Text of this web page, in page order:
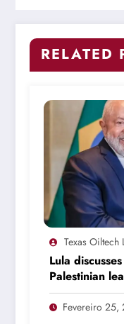
RELATED
Texas Oiltech
Lula
Palestinian
invitation
Fevereiro 25,